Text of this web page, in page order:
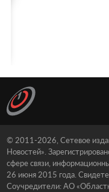
© 2011-2026, Сетевое
Новостей».
сфере связи,
26 июня 2015 года.
Соучредители: АО